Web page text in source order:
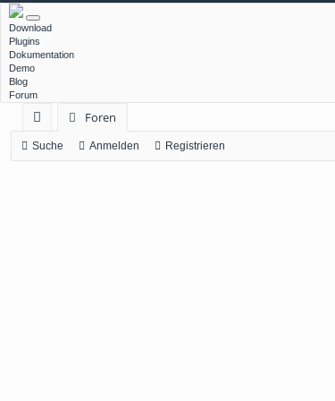
Download
Plugins
Dokumentation
Demo
Blog
Forum
ch
Foren
Suche Anmelden Registrieren